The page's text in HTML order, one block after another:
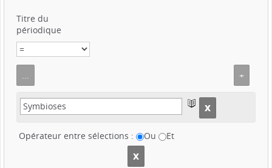
Titre du
périodique
Opérateur entre sélections : Ou Et